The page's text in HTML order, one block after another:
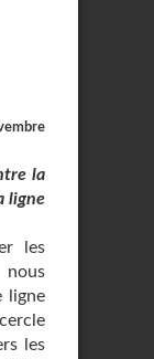
la
ligne
les
ligne
les